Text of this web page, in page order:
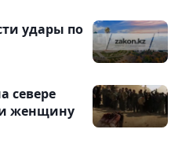
удары по
севере
женщину